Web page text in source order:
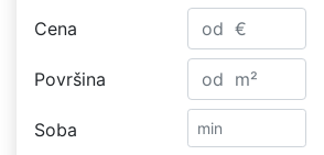
Cena
Površina
Soba